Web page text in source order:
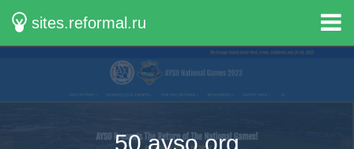
sites.reformal.ru
50.ayso.org